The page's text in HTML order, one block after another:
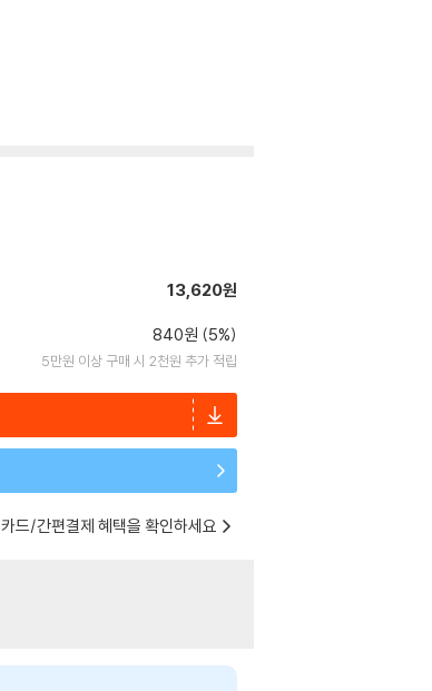
13,620원
840원 (5%)
5만원 이상 구매 시 2천원 추가 적립
카드/간편결제 혜택을 확인하세요